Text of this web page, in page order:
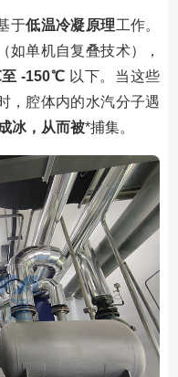
于低温冷凝原理工作。
如单机自复叠技术），
-150℃ 以下。当这些
，腔体内的水汽分子遇
冰，从而被*捕集。